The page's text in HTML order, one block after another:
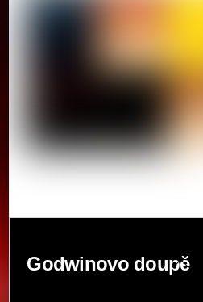
Back
Godwinovo doupě